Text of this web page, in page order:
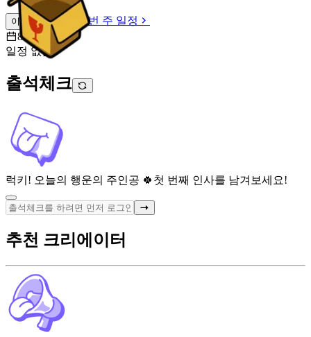
이번 주 일정
이번 주 일정
8월 8일 [토]
일정 없음
출석체크
럭키! 오늘의 행운의 주인공 🍀 첫 번째 인사를 남겨보세요!
추천 크리에이터